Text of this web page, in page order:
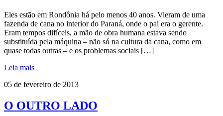
Eles estão em Rondônia há pelo menos 40 anos. Vieram de uma
fazenda de cana no interior do Paraná, onde o pai era o gerente.
Eram tempos difíceis, a mão de obra humana estava sendo
substituída pela máquina – não só na cultura da cana, como em
quase todas outras – e os problemas sociais […]
Leia mais
05 de fevereiro de 2013
O OUTRO LADO